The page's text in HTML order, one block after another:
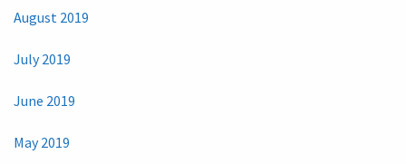
August 2019
July 2019
June 2019
May 2019